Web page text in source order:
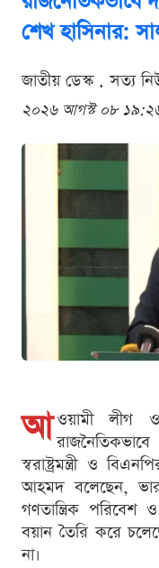
শেখ হাসিনার:
জাতীয় ডেস্ক . সত্য
২০২৬ আগস্ট ০৮
আ ওয়ামী লীগ ও
স্বরাষ্ট্রমন্ত্রী ও
আহমদ বলেছেন,
গণতান্ত্রিক পরিবেশ
বয়ান তৈরি করে
না।